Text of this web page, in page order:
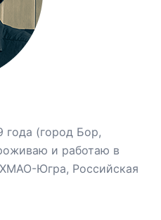
года (город Бор,
и работаю в
Югра, Российская